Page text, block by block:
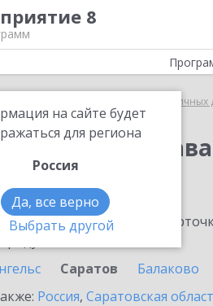
8
на сайте будет
для региона
Россия
Да, все верно
Выбрать другой
1С:Распознавание первичных
с информационными
Саратов Балаково
Россия, Саратовская